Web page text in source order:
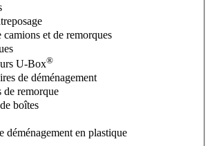
camions et de remorques
U-Box®
de déménagement
de remorque
boîtes
déménagement en plastique